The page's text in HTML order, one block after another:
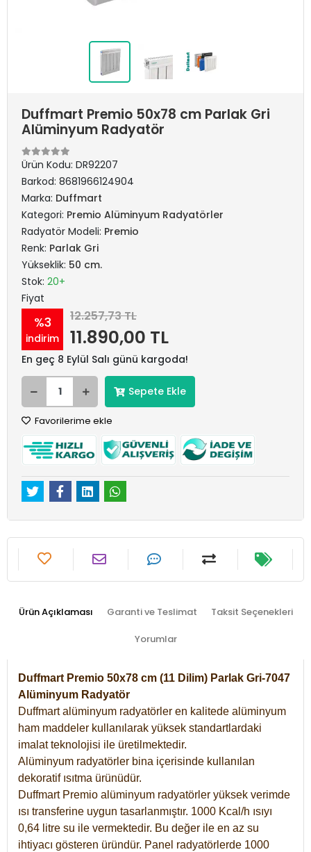
Duffmart Premio 50x78 cm Parlak Gri
Alüminyum Radyatör
Ürün Kodu: DR92207
Barkod: 8681966124904
Marka: Duffmart
Kategori: Premio Alüminyum Radyatörler
Radyatör Modeli: Premio
Renk: Parlak Gri
Yükseklik: 50 cm.
Stok: 20+
Fiyat
%3
indirim
12.257,73 TL
11.890,00 TL
En geç 8 Eylül Salı günü kargoda!
Sepete Ekle
Favorilerime ekle
Ürün Açıklaması Garanti ve Teslimat Taksit Seçenekleri
Yorumlar
Duffmart Premio 50x78 cm (11 Dilim) Parlak Gri-7047
Alüminyum Radyatör
Duffmart alüminyum radyatörler en kalitede alüminyum
ham maddeler kullanılarak yüksek standartlardaki
imalat teknolojisi ile üretilmektedir.
Alüminyum radyatörler bina içerisinde kullanılan
dekoratif ısıtma ürünüdür.
Duffmart Premio alüminyum radyatörler yüksek verimde
ısı transferine uygun tasarlanmıştır. 1000 Kcal/h ısıyı
0,64 litre su ile vermektedir. Bu değer ile en az su
ihtiyacı gösteren üründür. Panel radyatörlerde 1000